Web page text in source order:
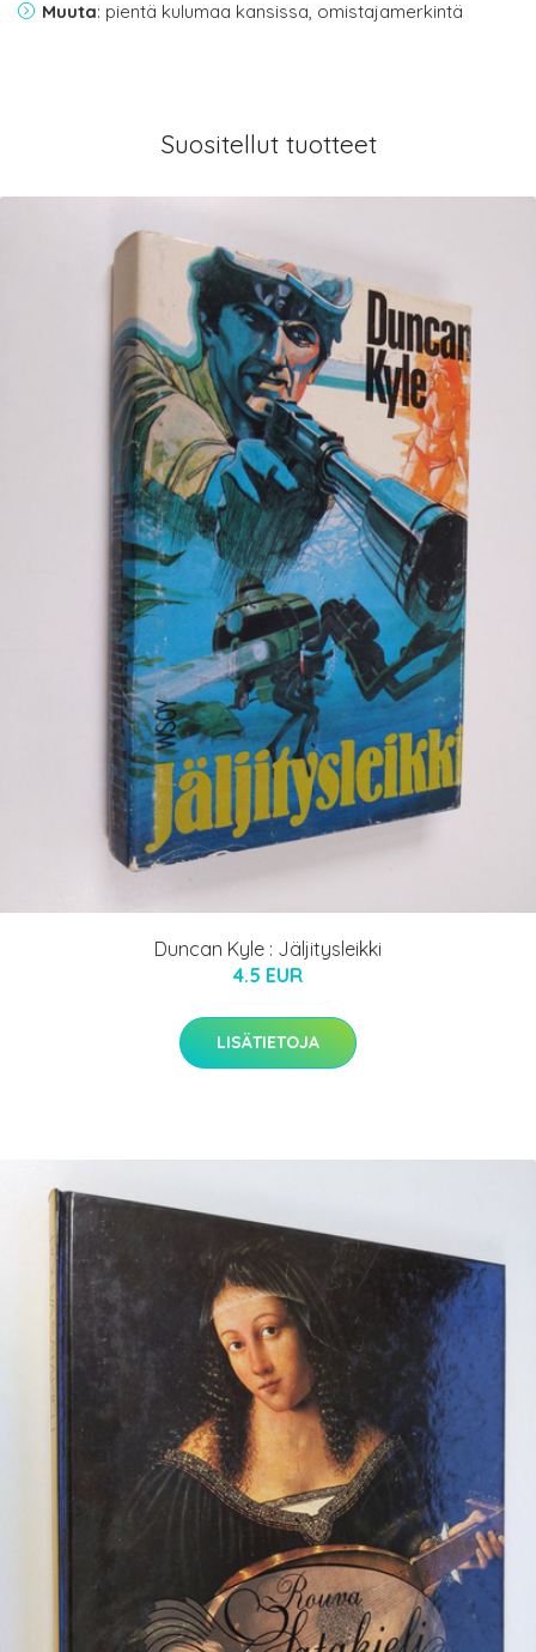
Muuta: pientä kulumaa kansissa, omistajamerkintä
Suositellut tuotteet
Duncan Kyle : Jäljitysleikki
4.5 EUR
LISÄTIETOJA